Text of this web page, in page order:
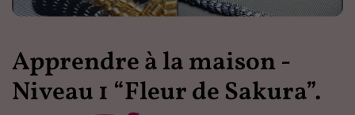
Apprendre à la maison -
Niveau 1 “Fleur de Sakura”.